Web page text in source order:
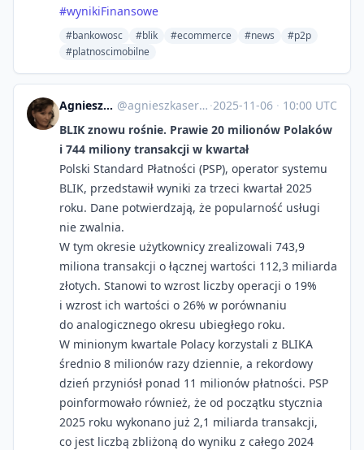
#wynikiFinansowe
#bankowosc #blik #ecommerce #news
#p2p
#platnoscimobilne
Agnieszka Serafinowicz @agnieszkaserafinowicz@imagazine.pl ·2025-11-06 · 10:00 UTC
BLIK znowu rośnie. Prawie 20 milionów Polaków
i 744 miliony transakcji w kwartał
Polski Standard Płatności (PSP), operator systemu
BLIK, przedstawił wyniki za trzeci kwartał 2025
roku. Dane potwierdzają, że popularność usługi
nie zwalnia.
W tym okresie użytkownicy zrealizowali 743,9
miliona transakcji o łącznej wartości 112,3 miliarda
złotych. Stanowi to wzrost liczby operacji o 19%
i wzrost ich wartości o 26% w porównaniu
do analogicznego okresu ubiegłego roku.
W minionym kwartale Polacy korzystali z BLIKA
średnio 8 milionów razy dziennie, a rekordowy
dzień przyniósł ponad 11 milionów płatności. PSP
poinformowało również, że od początku stycznia
2025 roku wykonano już 2,1 miliarda transakcji,
co jest liczbą zbliżoną do wyniku z całego 2024